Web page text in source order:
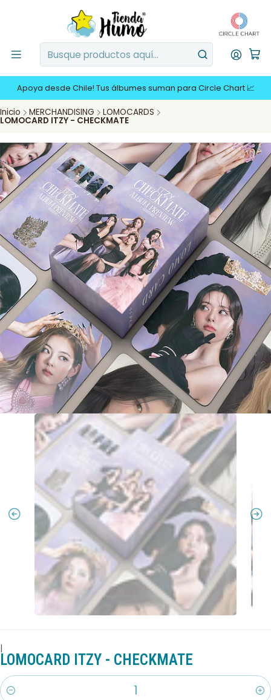
Apoya desde Chile! Tus álbumes suman para Circle Chart 📈
Inicio MERCHANDISING LOMOCARDS
LOMOCARD ITZY - CHECKMATE
|
LOMOCARD ITZY - CHECKMATE
Cantidad